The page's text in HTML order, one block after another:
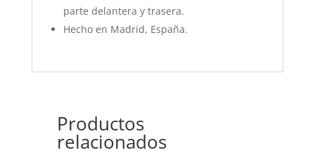
parte delantera y trasera.
Hecho en Madrid, España.
Productos
relacionados